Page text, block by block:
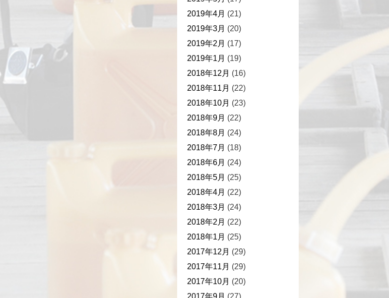
2019年4月 (21)
2019年3月 (20)
2019年2月 (17)
2019年1月 (19)
2018年12月 (16)
2018年11月 (22)
2018年10月 (23)
2018年9月 (22)
2018年8月 (24)
2018年7月 (18)
2018年6月 (24)
2018年5月 (25)
2018年4月 (22)
2018年3月 (24)
2018年2月 (22)
2018年1月 (25)
2017年12月 (29)
2017年11月 (29)
2017年10月 (20)
2017年9月 (27)